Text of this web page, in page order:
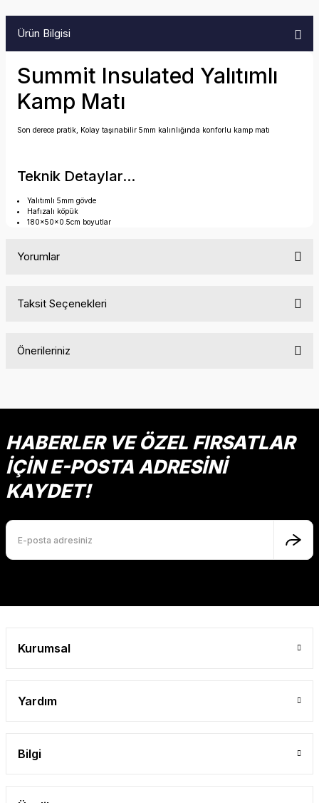
Ürün Bilgisi
Summit Insulated Yalıtımlı
Kamp Matı
Son derece pratik, Kolay taşınabilir 5mm kalınlığında konforlu kamp matı
Teknik Detaylar...
Yalıtımlı 5mm gövde
Hafızalı köpük
180x50x0.5cm boyutlar
Yorumlar
Taksit Seçenekleri
Önerileriniz
Ürün resmi kalitesiz, bozuk veya görüntülenemiyor.
Ürün açıklamasında eksik bilgiler bulunuyor.
Ürün fiyatı diğer sitelerden daha pahalı.
Bu ürüne benzer farklı alternatifler olmalı.
HABERLER VE ÖZEL FIRSATLAR
İÇİN E-POSTA ADRESİNİ
KAYDET!
Kurumsal
Yardım
Bilgi